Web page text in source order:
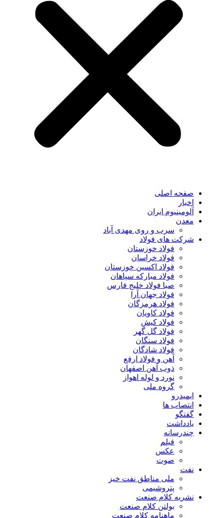
صفحه اصلی
اخبار
آلومینیوم ایران
معدن
سرب و روی مهدی آباد
شرکت های فولاد
فولاد خوزستان
فولاد خراسان
فولاد اکسین خوزستان
فولاد مبارکه سپاهان
صبا فولاد خلیج فارس
فولاد جهان آرا
فولاد هرمزگان
فولاد کاویان
فولاد کیش
فولاد گل گهر
فولاد سنگان
فولاد شادگان
آهن و فولاد ارفع
ذوب آهن اصفهان
نورد و لوله اهواز
گروه ملی
ایمیدرو
انتصاب ها
گفتگو
یادداشت
چندرسانه
فیلم
عکس
صوت
نفت
ملی مناطق نفت خیز
پتروشیمی
نشریه کلام صنعت
بولتن کلام صنعت
ماهنامه کلام صنعت